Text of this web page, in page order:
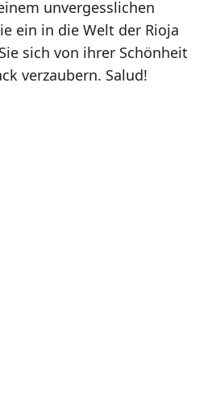
unvergesslichen
ein in die Welt der Rioja
sich von ihrer Schönheit
verzaubern. Salud!